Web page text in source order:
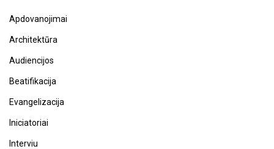
Apdovanojimai
Architektūra
Audiencijos
Beatifikacija
Evangelizacija
Iniciatoriai
Interviu